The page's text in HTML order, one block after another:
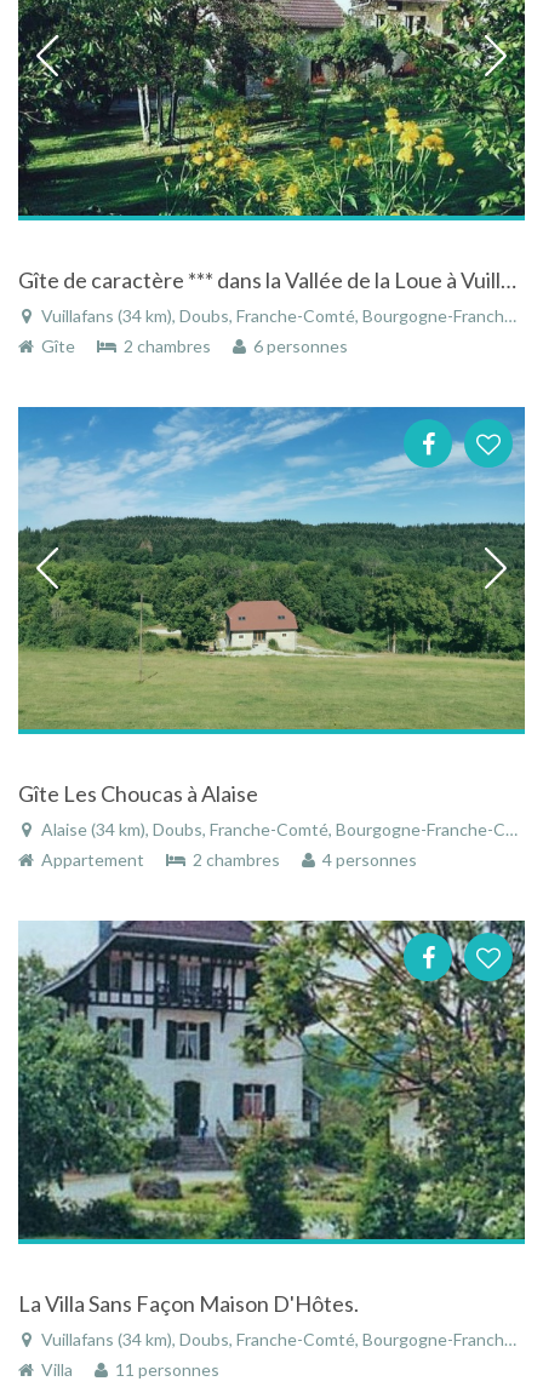
Gîte de caractère *** dans la Vallée de la Loue à Vuillafans en Franche-Comté
Vuillafans (34 km), Doubs, Franche-Comté, Bourgogne-Franche-Comté, France
Gîte
2 chambres 6 personnes
Gîte Les Choucas à Alaise
Alaise (34 km), Doubs, Franche-Comté, Bourgogne-Franche-Comté, France
Appartement
2 chambres 4 personnes
La Villa Sans Façon Maison D'Hôtes.
Vuillafans (34 km), Doubs, Franche-Comté, Bourgogne-Franche-Comté, France
Villa
11 personnes